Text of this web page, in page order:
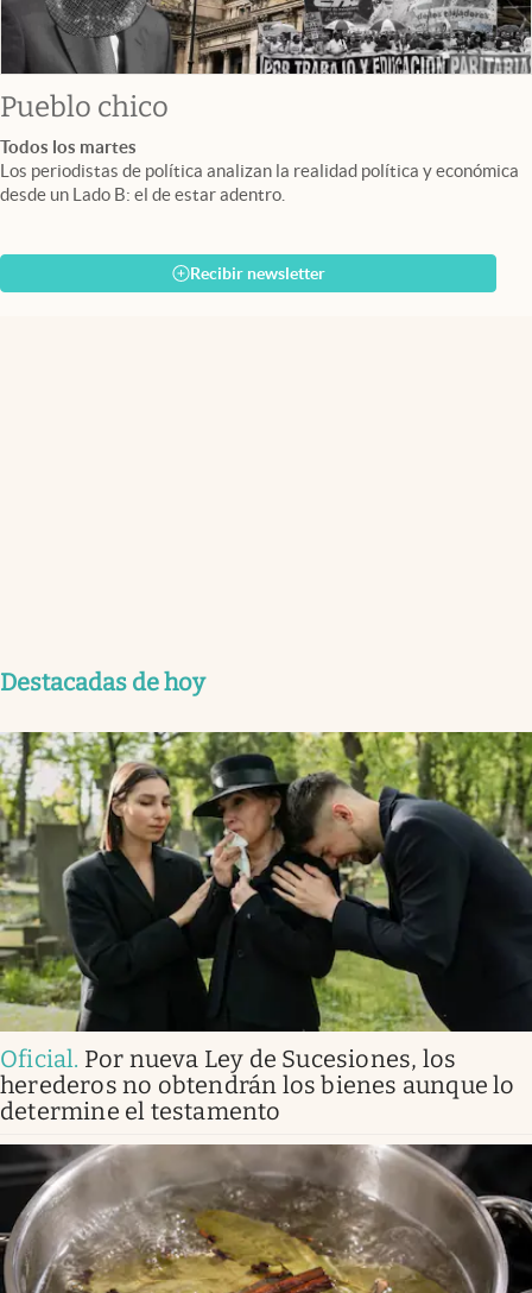
Pueblo chico
Todos los martes
Los periodistas de política analizan la realidad política y económica
desde un Lado B: el de estar adentro.
Recibir newsletter
Destacadas de hoy
Oficial. Por nueva Ley de Sucesiones, los
herederos no obtendrán los bienes aunque lo
determine el testamento